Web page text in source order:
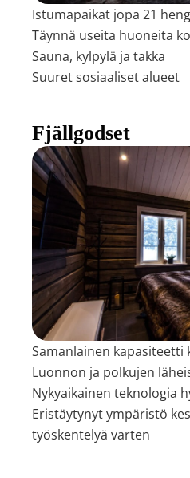
Istumapaikat jopa 21
Täynnä useita huoneita
Sauna, kylpylä ja takka
Suuret sosiaaliset alueet
Fjällgodset
Samanlainen kapasiteetti
Luonnon ja polkujen
Nykyaikainen teknologia
Eristäytynyt ympäristö
työskentelyä varten